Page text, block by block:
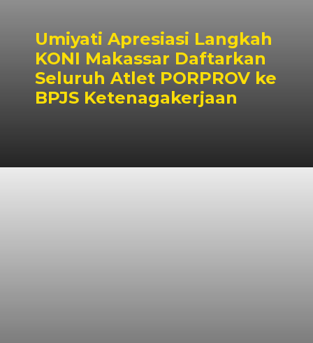
Umiyati Apresiasi Langkah
KONI Makassar Daftarkan
Seluruh Atlet PORPROV ke
BPJS Ketenagakerjaan